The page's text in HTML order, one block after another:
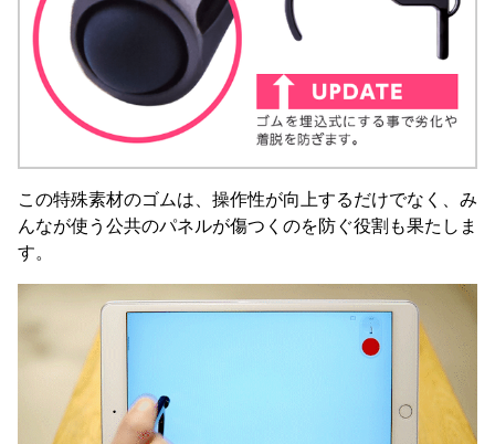
この特殊素材のゴムは、操作性が向上するだけでなく、み
んなが使う公共のパネルが傷つくのを防ぐ役割も果たしま
す。